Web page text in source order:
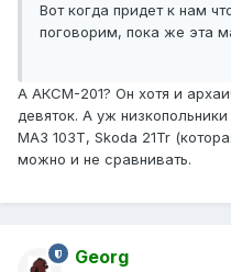
Вот когда придет к нам
поговорим, пока же эта
А АКСМ-201? Он хотя и
девяток. А уж
МАЗ 103Т, Skoda 21Tr
можно и не сравнивать.
Georg